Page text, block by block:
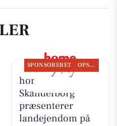
SPONSORERET OPSLAGSTAVLEN
home
Skanderborg
præsenterer
landejendom på